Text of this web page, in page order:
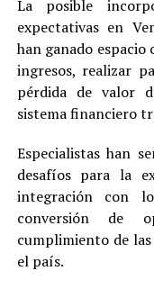
La posible
expectativas en
han ganado
ingresos, realizar
pérdida de valor
sistema financiero
Especialistas han
desafíos para la
integración con
conversión de
cumplimiento de
el país.